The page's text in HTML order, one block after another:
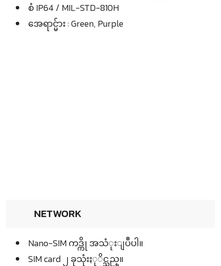
စံ IP64 / MIL-STD-810H
အေရာင္မ်ား : Green, Purple
NETWORK
Nano-SIM ကဒ္ကို အသံုးျပဳပါ။
SIM card ၂ ခုသုံးႏုိင္သည္။